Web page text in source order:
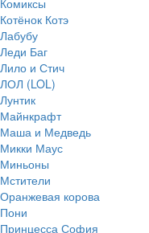
Котёнок Котэ
Лабубу
Леди Баг
Лило и Стич
ЛОЛ (LOL)
Лунтик
Майнкрафт
Маша и Медведь
Микки Маус
Миньоны
Мстители
Оранжевая корова
Пони
Принцесса София